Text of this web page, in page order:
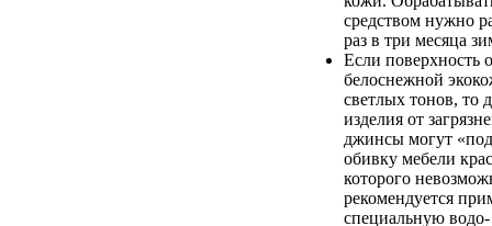
средством нужно
раз в три месяца
Если поверхность
белоснежной
светлых тонов, то
изделия от
джинсы могут
обивку мебели
которого
рекомендуется
специальную